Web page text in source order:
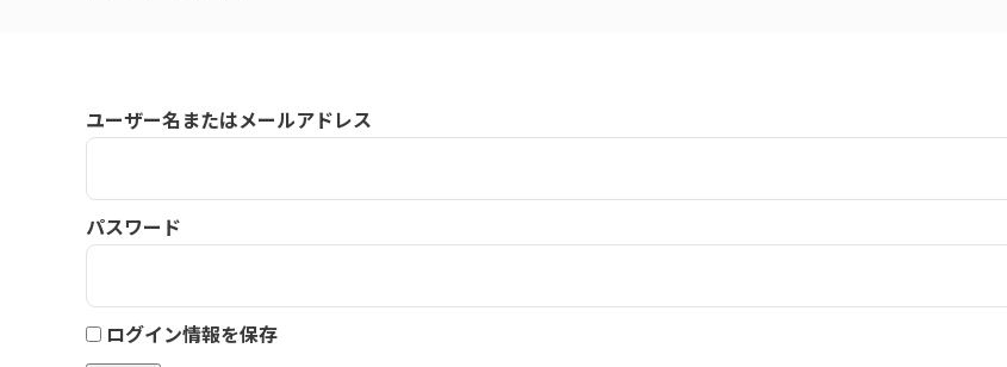
ユーザー名またはメールアドレス
パスワード
ログイン情報を保存